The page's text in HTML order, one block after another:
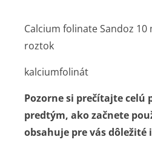
Calcium folinate Sandoz
roztok
kalciumfolinát
Pozorne si prečítajte
predtým, ako začnete
obsahuje pre vás dôležité